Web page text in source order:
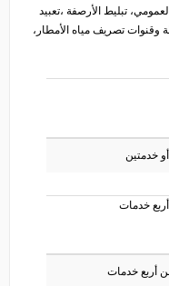
تبليط الأرصفة ،تعبيد
وقنوات تصريف مياه الأمطار،
خدمتين
أربع خدمات
أربع خدمات